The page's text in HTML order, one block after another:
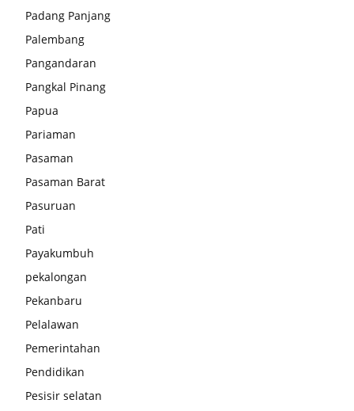
Padang Panjang
Palembang
Pangandaran
Pangkal Pinang
Papua
Pariaman
Pasaman
Pasaman Barat
Pasuruan
Pati
Payakumbuh
pekalongan
Pekanbaru
Pelalawan
Pemerintahan
Pendidikan
Pesisir selatan